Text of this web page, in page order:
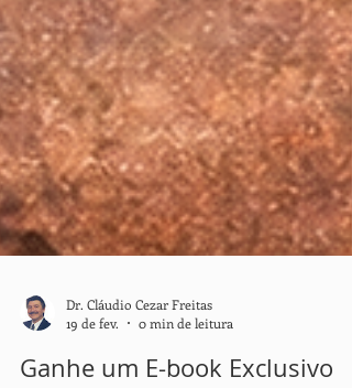
Dr. Cláudio Cezar Freitas
19 de fev.
0 min de leitura